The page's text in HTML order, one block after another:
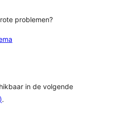
problemen?
in de volgende
.